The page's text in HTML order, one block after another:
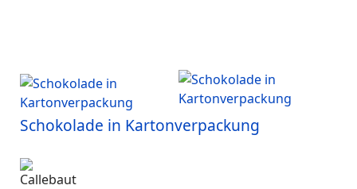
Schokolade in Kartonverpackung